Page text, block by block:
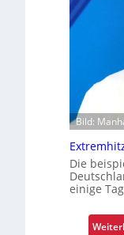
Bild:
Die
einige